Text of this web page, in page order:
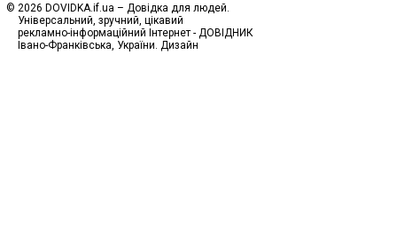
© 2026 DOVIDKA.if.ua – Довідка для людей.
Універсальний, зручний, цікавий
рекламно-інформаційний Інтернет - ДОВІДНИК
Івано-Франківська, України. Дизайн